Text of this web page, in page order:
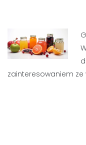
zainteresowaniem ze